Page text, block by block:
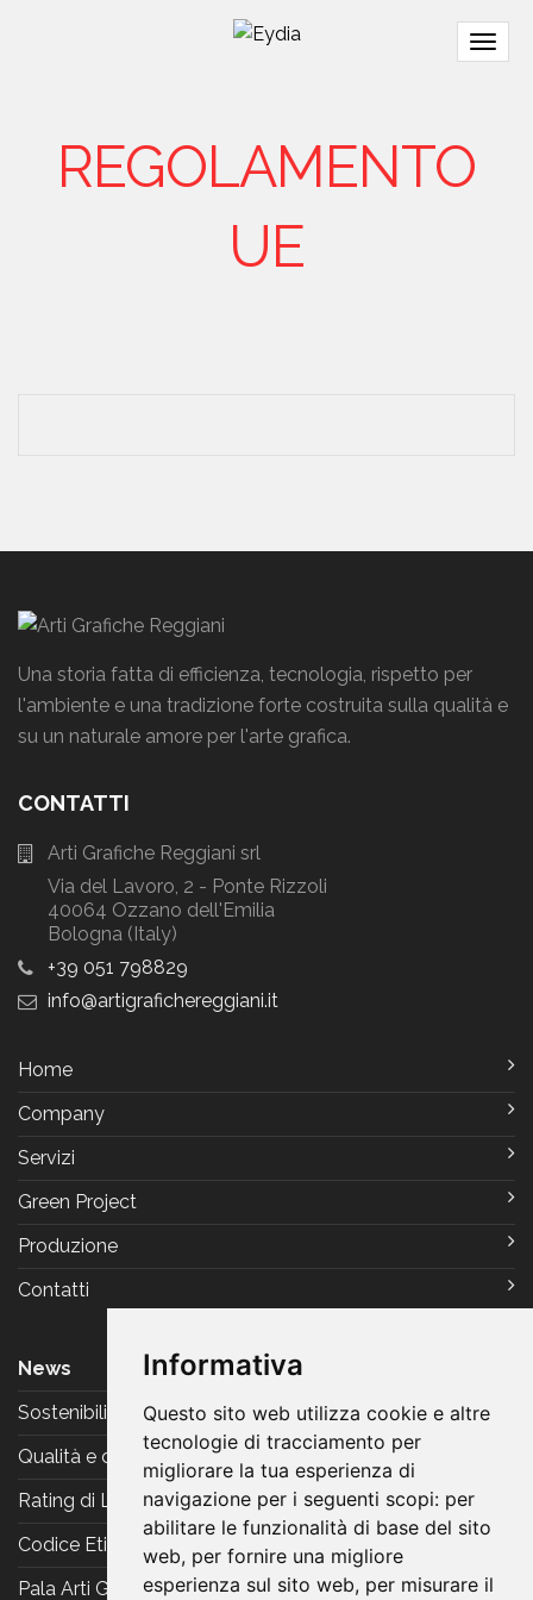
Informativa
Questo sito web utilizza cookie e altre
tecnologie di tracciamento per
migliorare la tua esperienza di
navigazione per i seguenti scopi: per
abilitare le funzionalità di base del sito
web, per fornire una migliore
esperienza sul sito web, per misurare il
REGOLAMENTO
UE
Una storia fatta di efficienza, tecnologia, rispetto per
l'ambiente e una tradizione forte costruita sulla qualità e
su un naturale amore per l'arte grafica.
CONTATTI
Arti Grafiche Reggiani srl
Via del Lavoro, 2 - Ponte Rizzoli
40064 Ozzano dell'Emilia
Bologna (Italy)
+39 051 798829
info
artigrafichereggiani it
Home
Company
Servizi
Green Project
Produzione
Contatti
News
Sostenibilità
Qualità e certificazioni
Rating di Legalità
Codice Etico
Pala Arti Grafiche Reggiani